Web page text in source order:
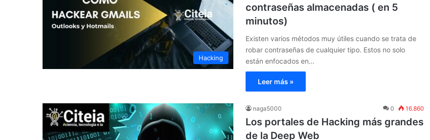
Hacking
contraseñas almacenadas ( en 5
minutos)
Existen varios métodos muy útiles cuando se trata de
robar contraseñas de cualquier tipo. Estos no solo
están enfocados en…
Leer más »
naga5000 0 16.860
Los portales de Hacking más grandes
de la Deep Web